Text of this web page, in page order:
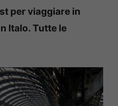
per viaggiare in
Italo. Tutte le